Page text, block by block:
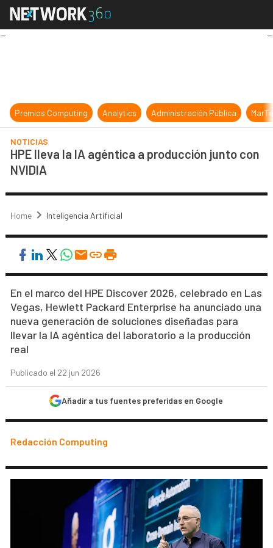
HPE lleva la IA agéntica a
Premios Computing Analytics Administración Pública
NOTICIAS
HPE lleva la IA agéntica a producción junto con
NVIDIA
Home Inteligencia Artificial
En el marco del HPE Discover 2026, celebrado en Las
Vegas, Hewlett Packard Enterprise ha anunciado una
nueva generación de soluciones diseñadas para
llevar la IA agéntica del laboratorio a la producción
real
Publicado el 22 jun 2026
Añadir a tus fuentes preferidas en Google
Redacción Computing